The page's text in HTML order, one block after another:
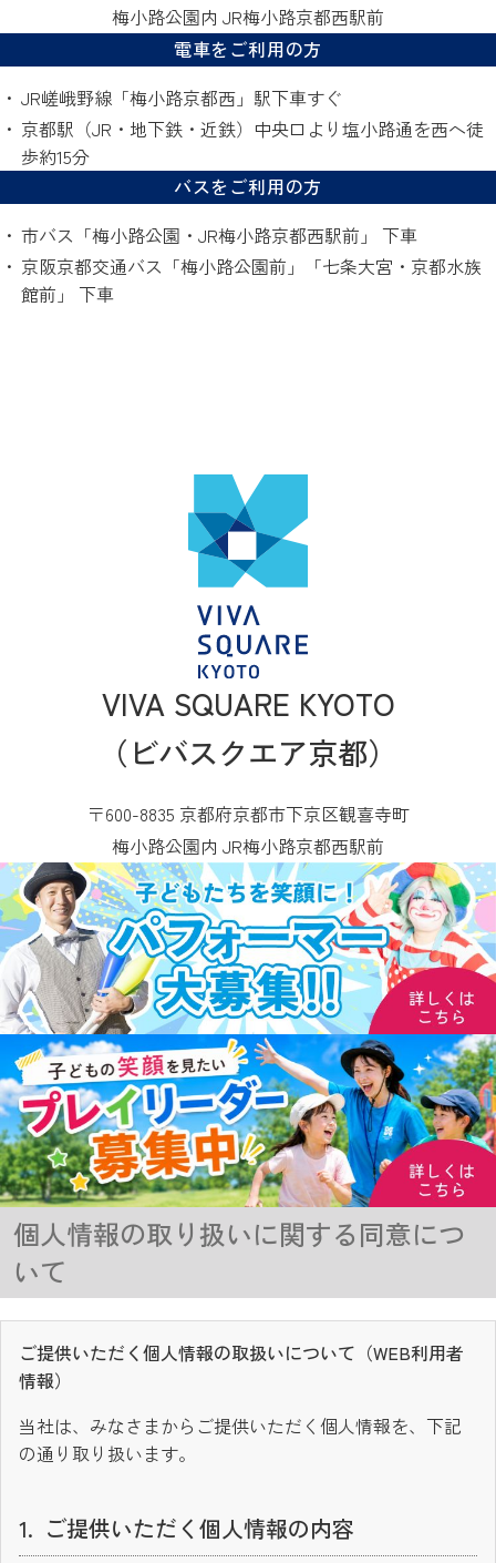
梅小路公園内 JR梅小路京都西駅前
電車をご利用の方
JR嵯峨野線「梅小路京都西」駅下車すぐ
京都駅（JR・地下鉄・近鉄）中央口より塩小路通を西へ徒
歩約15分
バスをご利用の方
市バス「梅小路公園・JR梅小路京都西駅前」 下車
京阪京都交通バス「梅小路公園前」「七条大宮・京都水族
館前」 下車
VIVA SQUARE KYOTO
（ビバスクエア京都）
〒600-8835 京都府京都市下京区観喜寺町
梅小路公園内 JR梅小路京都西駅前
個人情報の取り扱いに関する同意につ
いて
ご提供いただく個人情報の取扱いについて（WEB利用者
情報）
当社は、みなさまからご提供いただく個人情報を、下記
の通り取り扱います。
ご提供いただく個人情報の内容